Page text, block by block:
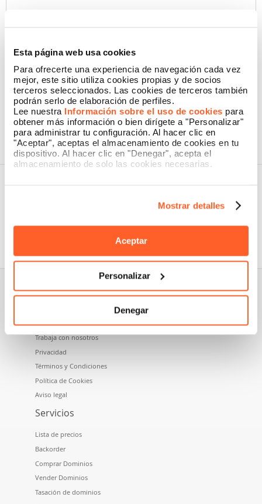
Esta página web usa cookies
Para ofrecerte una experiencia de navegación cada vez
mejor, este sitio utiliza cookies propias y de socios
terceros seleccionados. Las cookies de terceros también
podrán serlo de elaboración de perfiles.
Lee nuestra Información sobre el uso de cookies para
obtener más información o bien dirígete a "Personalizar"
para administrar tu configuración. Al hacer clic en
"Aceptar", aceptas el almacenamiento de cookies en tu
dispositivo. Al hacer clic en "Denegar", acepta el
almacenamiento de solo las cookies necesarias.
Mostrar detalles
Aceptar
Personalizar
Denegar
CONFIRMAR
Nidoma es una marca perteneciente a Namecase GmbH,
empresa del grupo Aruba SpA.
Quiénes somos
Trabaja con nosotros
Privacidad
Términos y Condiciones
Política de Cookies
Aviso legal
Servicios
Lista de precios
Backorder
Comprar Dominios
Vender Dominios
Tasación de dominios